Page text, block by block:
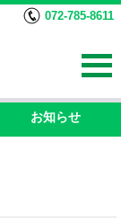
072-785-8611
お知らせ